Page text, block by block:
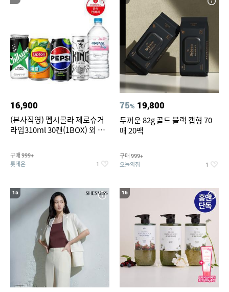
16,900
(본사직영) 펩시콜라 제로슈거
라임310ml 30캔(1BOX) 외 롯
구매 999+
롯데온 1
75% 19,800
두꺼운 82g 골드 블랙 캡형 70
매 20팩
구매 999+
오늘의집 1
15 16